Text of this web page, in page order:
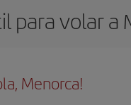
para volar a
Menorca!